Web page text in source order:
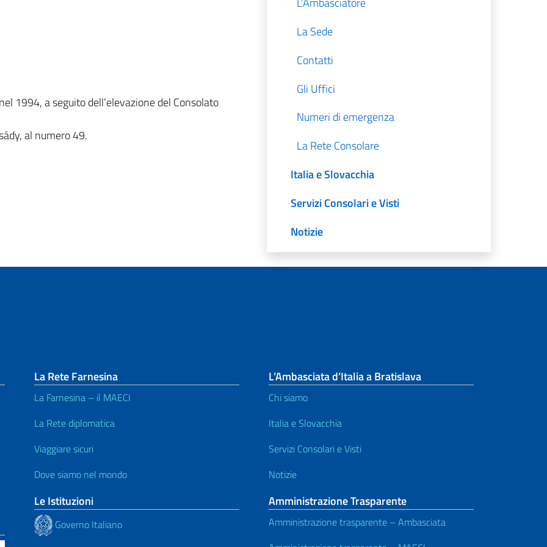
1994, a seguito dell’elevazione del Consolato
al numero 49.
La Sede
Contatti
Gli Uffici
Numeri di emergenza
La Rete Consolare
Italia e Slovacchia
Servizi Consolari e Visti
Notizie
La Rete Farnesina
La Farnesina – il MAECI
La Rete diplomatica
Viaggiare sicuri
Dove siamo nel mondo
Le Istituzioni
Governo Italiano
L’Ambasciata d’Italia a Bratislava
Chi siamo
Italia e Slovacchia
Servizi Consolari e Visti
Notizie
Amministrazione Trasparente
Amministrazione trasparente – Ambasciata